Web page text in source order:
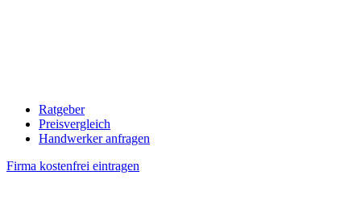
Ratgeber
Preisvergleich
Handwerker anfragen
Firma kostenfrei eintragen